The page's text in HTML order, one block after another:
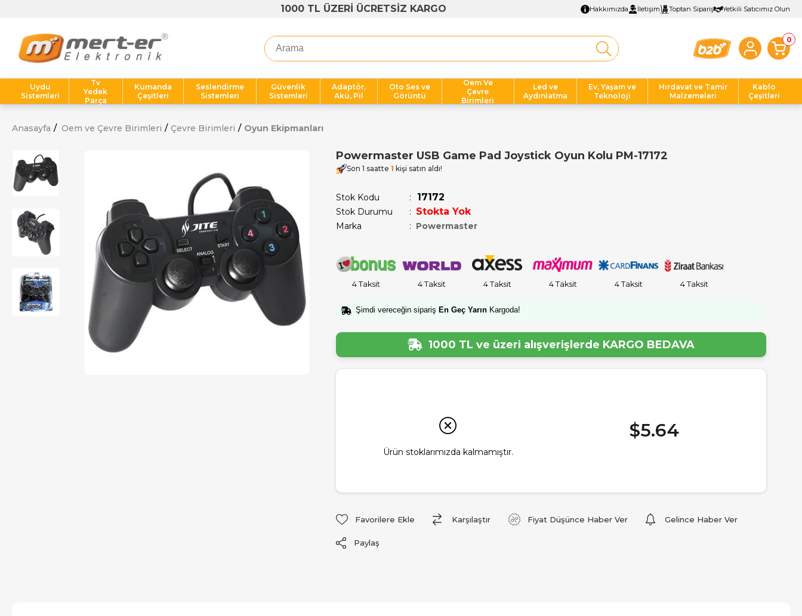
1000 TL ÜZERİ ÜCRETSİZ KARGO Hakkımızda İletişim Toptan Sipariş Yetkili Satıcımız Olun
0
Uydu
Sistemleri
Tv
Yedek
Parça
Kumanda
Çeşitleri
Seslendirme
Sistemleri
Güvenlik
Sistemleri
Adaptör,
Akü, Pil
Oto Ses ve
Görüntü
Oem Ve
Çevre
Birimleri
Led ve
Aydınlatma
Ev, Yaşam ve
Teknoloji
Hırdavat ve Tamir
Malzemeleri
Kablo
Çeşitleri
Anasayfa Oem ve Çevre Birimleri Çevre Birimleri Oyun Ekipmanları
Powermaster USB Game Pad Joystick Oyun Kolu PM-17172
Son 1 saatte 1 kişi satın aldı!
Stok Kodu 17172
Stok Durumu : Stokta Yok
Marka : Powermaster
4 Taksit 4 Taksit 4 Taksit 4 Taksit 4 Taksit 4 Taksit
Şimdi vereceğin sipariş En Geç Yarın Kargoda!
1000 TL ve üzeri alışverişlerde KARGO BEDAVA
Ürün stoklarımızda kalmamıştır.
$5.64
Favorilere Ekle Karşılaştır Fiyat Düşünce Haber Ver Gelince Haber Ver
Paylaş